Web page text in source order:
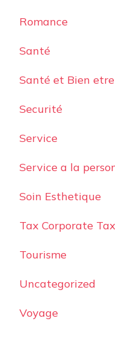
Romance
Santé
Santé et Bien etre
Securité
Service
Service a la
Soin Esthetique
Tax Corporate
Tourisme
Uncategorized
Voyage